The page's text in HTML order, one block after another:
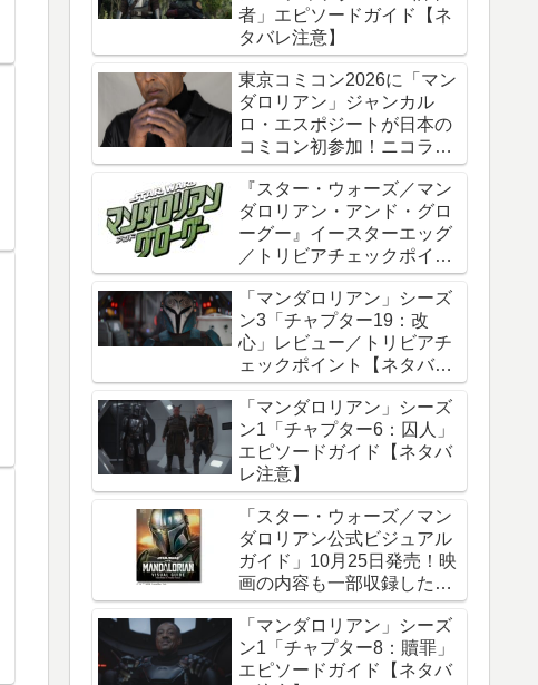
者」エピソードガイド【ネ
タバレ注意】
東京コミコン2026に「マン
ダロリアン」ジャンカル
ロ・エスポジートが日本の
コミコン初参加！ニコラ
ス・ケイジと共に来日
『スター・ウォーズ／マン
ダロリアン・アンド・グロ
ーグー』イースターエッグ
／トリビアチェックポイン
ト総まとめ【ネタバレ注
意】
「マンダロリアン」シーズ
ン3「チャプター19：改
心」レビュー／トリビアチ
ェックポイント【ネタバレ
注意】
「マンダロリアン」シーズ
ン1「チャプター6：囚人」
エピソードガイド【ネタバ
レ注意】
「スター・ウォーズ／マン
ダロリアン公式ビジュアル
ガイド」10月25日発売！映
画の内容も一部収録した邦
訳版
「マンダロリアン」シーズ
ン1「チャプター8：贖罪」
エピソードガイド【ネタバ